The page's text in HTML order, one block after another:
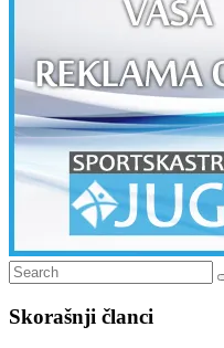
Search
for:
Skorašnji članci